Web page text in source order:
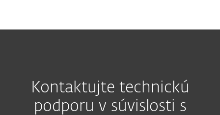
Kontaktujte technickú
podporu v súvislosti s